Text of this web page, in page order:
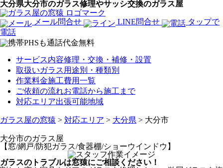
大分県大分市のガラス修理やサッシ交換のガラス屋
メール問合せ LINE問合せ
タップで
電話
サービス内容修理・交換・補修・設置
取扱いガラス 用途別・種類別
作業料金施工費用一覧
ご依頼の流れお電話から施工まで
対応エリア出張可能地域
ガラス屋の窓猿 > 対応エリア > 大分県 > 大分市
大分市のガラス屋
【窓/網戸/防犯ガラス/食器棚/ショーウインドウ】
ガラスのトラブルは窓猿にご相談ください！